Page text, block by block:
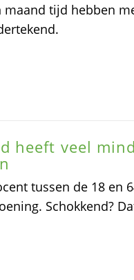
tijd hebben
heeft veel
tussen de 18 en
Schokkend?